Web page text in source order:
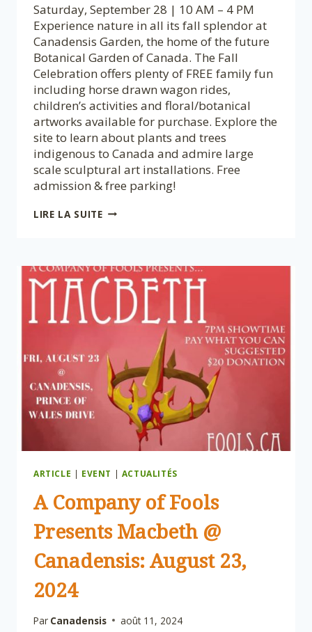
Saturday, September 28 | 10 AM – 4 PM
Experience nature in all its fall splendor at
Canadensis Garden, the home of the future
Botanical Garden of Canada. The Fall
Celebration offers plenty of FREE family fun
including horse drawn wagon rides,
children’s activities and floral/botanical
artworks available for purchase. Explore the
site to learn about plants and trees
indigenous to Canada and admire large
scale sculptural art installations. Free
admission & free parking!
LIRE LA SUITECANADENSIS
ARTICLE | EVENT | ACTUALITÉS
A Company of Fools
Presents Macbeth @
Canadensis: August 23,
2024
Par Canadensis août 11, 2024